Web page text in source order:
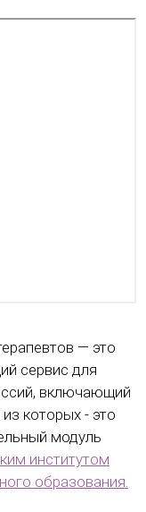
— это
сервис для
включающий
которых - это
модуль
институтом
образования.